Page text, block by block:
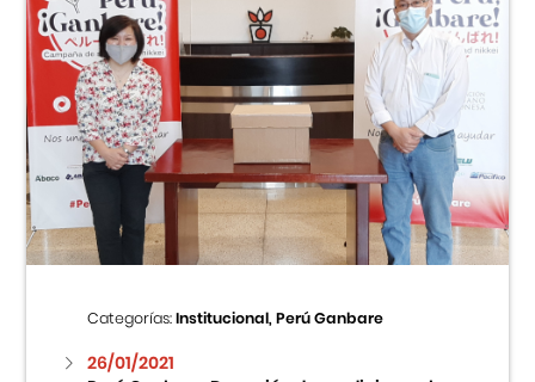
Categorías:Institucional, Perú Ganbare
26/01/2021